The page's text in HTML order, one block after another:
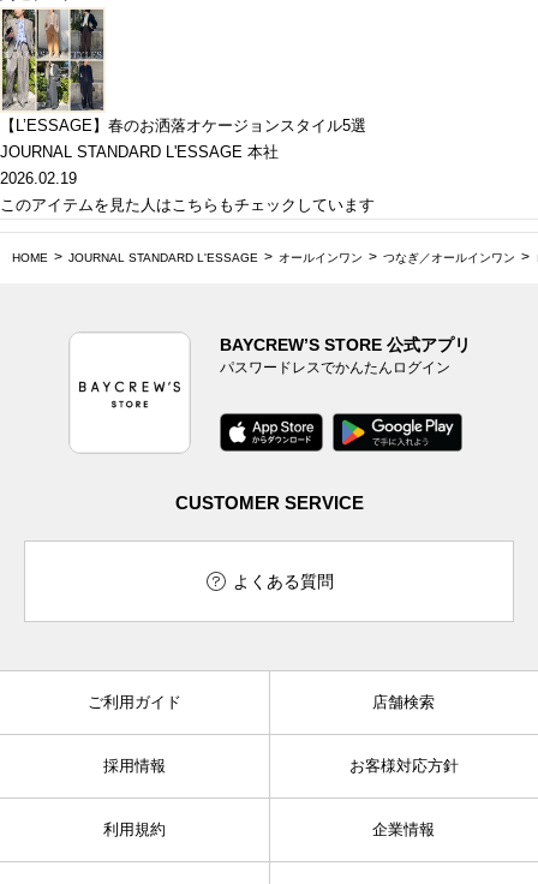
【L’ESSAGE】春のお洒落オケージョンスタイル5選
JOURNAL STANDARD L'ESSAGE 本社
2026.02.19
このアイテムを見た人はこちらもチェックしています
HOME JOURNAL STANDARD L'ESSAGE オールインワン つなぎ／オールインワン
BAYCREW’S STORE 公式アプリ
パスワードレスでかんたんログイン
CUSTOMER SERVICE
よくある質問
ご利用ガイド 店舗検索
採用情報 お客様対応方針
利用規約 企業情報